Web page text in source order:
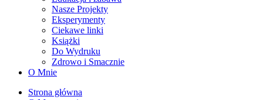
Nasze Projekty
Eksperymenty
Ciekawe linki
Książki
Do Wydruku
Zdrowo i Smacznie
O Mnie
Strona główna